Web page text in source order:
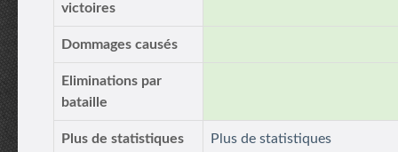
victoires
Dommages causés
Eliminations par
bataille
Plus de statistiques
Plus de statistiques